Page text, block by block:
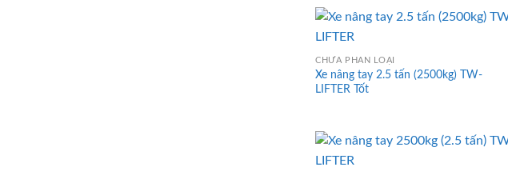
CHƯA PHÂN LOẠI
Xe nâng tay 2.5 tấn (2500kg) TW-
LIFTER Tốt